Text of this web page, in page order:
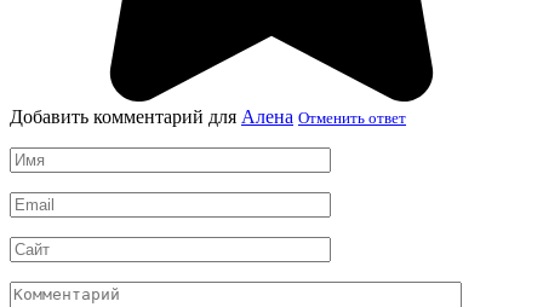
Добавить комментарий для Алена Отменить ответ
Имя
*
Email
*
Сайт
Комментарий